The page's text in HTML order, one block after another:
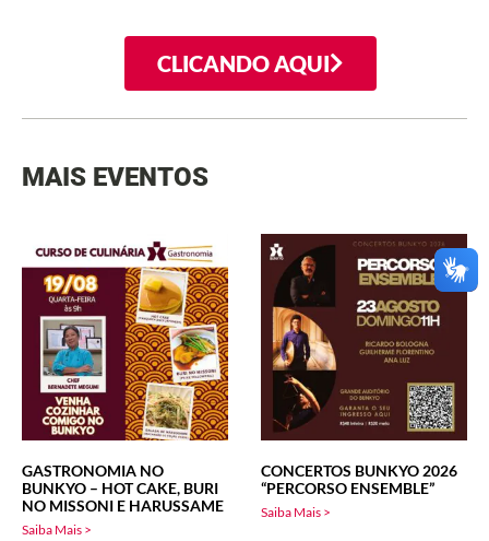
CLICANDO AQUI
MAIS EVENTOS
GASTRONOMIA NO
BUNKYO – HOT CAKE, BURI
NO MISSONI E HARUSSAME
Saiba Mais >
CONCERTOS BUNKYO 2026
“PERCORSO ENSEMBLE”
Saiba Mais >